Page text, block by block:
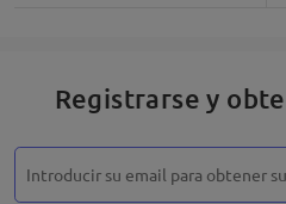
Registrarse y